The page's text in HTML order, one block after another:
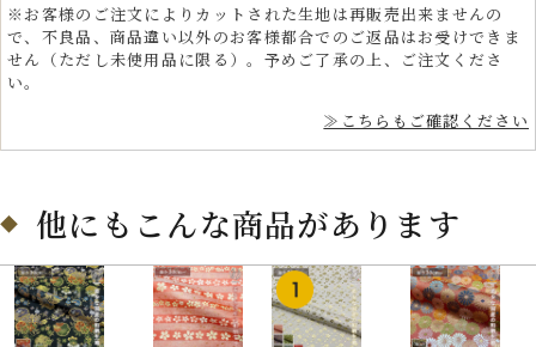
※お客様のご注文によりカットされた生地は再販売出来ませんの
で、不良品、商品違い以外のお客様都合でのご返品はお受けできま
せん（ただし未使用品に限る）。予めご了承の上、ご注文くださ
い。
≫こちらもご確認ください
他にもこんな商品があります